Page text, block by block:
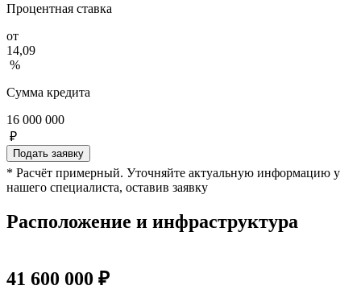
Процентная ставка
от
14,09
%
Сумма кредита
16 000 000
₽
Подать заявку
* Расчёт примерный. Уточняйте актуальную информацию у
нашего специалиста, оставив заявку
Расположение и инфраструктура
41 600 000 ₽